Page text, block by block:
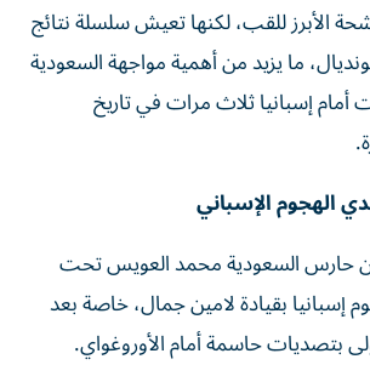
الأبرز للقب، لكنها تعيش سلسلة نتائج
ما يزيد من أهمية مواجهة السعودية
إسبانيا ثلاث مرات في تاريخ
الهجوم الإسباني
حارس السعودية محمد العويس تحت
إسبانيا بقيادة لامين جمال، خاصة بعد
بتصديات حاسمة أمام الأوروغواي.